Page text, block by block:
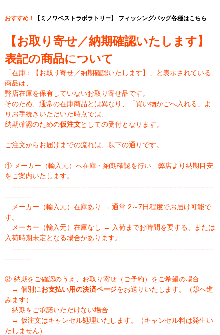
おすすめ！ 【ミノワベストラボラトリー】 フィッシングバッグ各種はこちら
【お取り寄せ／納期確認いたします】
表記の商品について
「在庫：【お取り寄せ／納期確認いたします】」と表示されている
商品は、
弊店在庫を保有していないお取り寄せ品です。
そのため、通常の在庫商品とは異なり、「買い物かごへ入れる」よ
りお手続きいただいた時点では、
納期確認のための仮注文としての受付となります。
ご注文からお届けまでの流れは、以下の通りです。
① メーカー（輸入元）へ在庫・納期確認を行い、弊店より納期目安
をご案内いたします。
----------------------------------------------------------------------------------
-----------
メーカー（輸入元）在庫あり → 通常 2～7日程度でお届け可能で
す。
メーカー（輸入元）在庫なし → 入荷までお時間を要する、または
入荷時期未定となる場合があります。
----------------------------------------------------------------------------------
-----------
② 納期をご確認のうえ、お取り寄せ（ご予約）をご希望の場合
→ 個別にお支払い用の決済ページをお送りいたします。（③へ進
みます）
納期をご承諾いただけない場合
→ 仮注文はキャンセル処理いたします。（キャンセル料は発生い
たしません）